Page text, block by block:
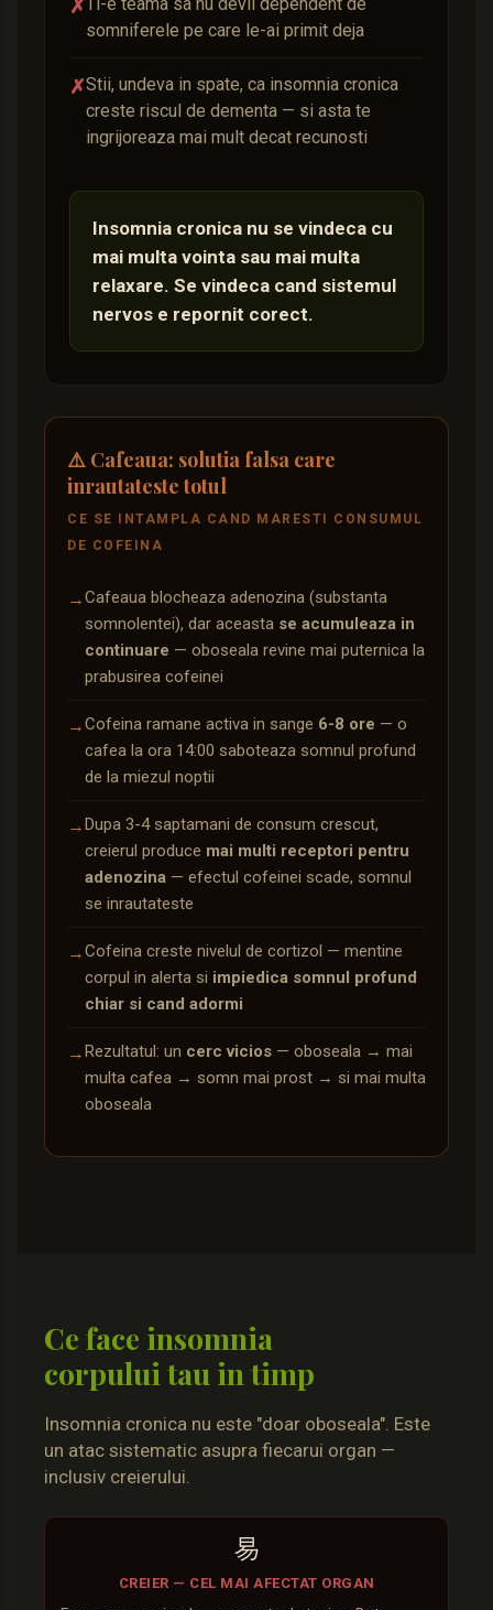
✗
somniferele pe care le-ai primit deja
✗Stii, undeva in spate, ca insomnia cronica
creste riscul de dementa — si asta te
ingrijoreaza mai mult decat recunosti
Insomnia cronica nu se vindeca cu
mai multa vointa sau mai multa
relaxare. Se vindeca cand sistemul
nervos e repornit corect.
⚠️ Cafeaua: solutia falsa care
inrautateste totul
CE SE INTAMPLA CAND MARESTI CONSUMUL
DE COFEINA
→Cafeaua blocheaza adenozina (substanta
somnolentei), dar aceasta se acumuleaza in
continuare — oboseala revine mai puternica la
prabusirea cofeinei
→Cofeina ramane activa in sange 6-8 ore — o
cafea la ora 14:00 saboteaza somnul profund
de la miezul noptii
→Dupa 3-4 saptamani de consum crescut,
creierul produce mai multi receptori pentru
adenozina — efectul cofeinei scade, somnul
se inrautateste
→Cofeina creste nivelul de cortizol — mentine
corpul in alerta si impiedica somnul profund
chiar si cand adormi
→Rezultatul: un cerc vicios — oboseala → mai
multa cafea → somn mai prost → si mai multa
oboseala
Ce face insomnia
corpului tau in timp
Insomnia cronica nu este "doar oboseala". Este
un atac sistematic asupra fiecarui organ —
inclusiv creierului.
易
CREIER — CEL MAI AFECTAT ORGAN